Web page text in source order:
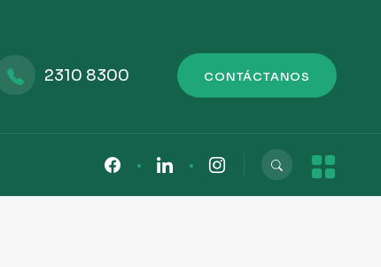
2310 8300 CONTÁCTANOS